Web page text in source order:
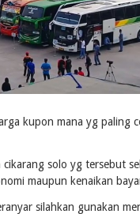
kupon mana yg paling
solo yg tersebut
maupun kenaikan
silahkan gunakan